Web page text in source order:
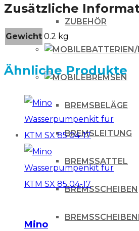
ZUBEHÖR
BREMSEN
BREMSBELÄGE
BREMSLEITUNG
BREMSSATTEL
BREMSSCHEIBEN
Zusätzliche
Gewicht 0.2 kg
Ähnliche Produkte
Mino